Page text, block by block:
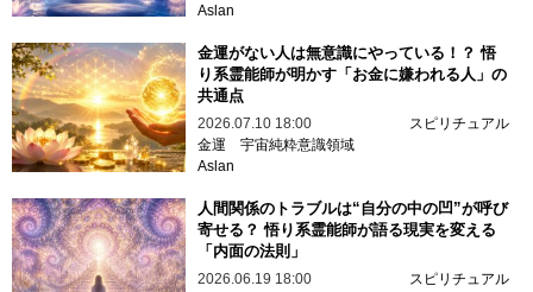
Aslan
金運がない人は無意識にやっている！？ 悟
り系霊能師が明かす「お金に嫌われる人」の
共通点
2026.07.10 18:00
スピリチュアル
金運 宇宙純粋意識領域
Aslan
人間関係のトラブルは“自分の中の凹”が呼び
寄せる？ 悟り系霊能師が語る現実を変える
「内面の法則」
2026.06.19 18:00
スピリチュアル